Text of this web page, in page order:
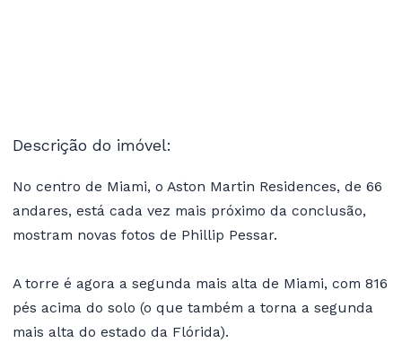
Descrição do imóvel:
No centro de Miami, o Aston Martin Residences, de 66
andares, está cada vez mais próximo da conclusão,
mostram novas fotos de Phillip Pessar.
A torre é agora a segunda mais alta de Miami, com 816
pés acima do solo (o que também a torna a segunda
mais alta do estado da Flórida).